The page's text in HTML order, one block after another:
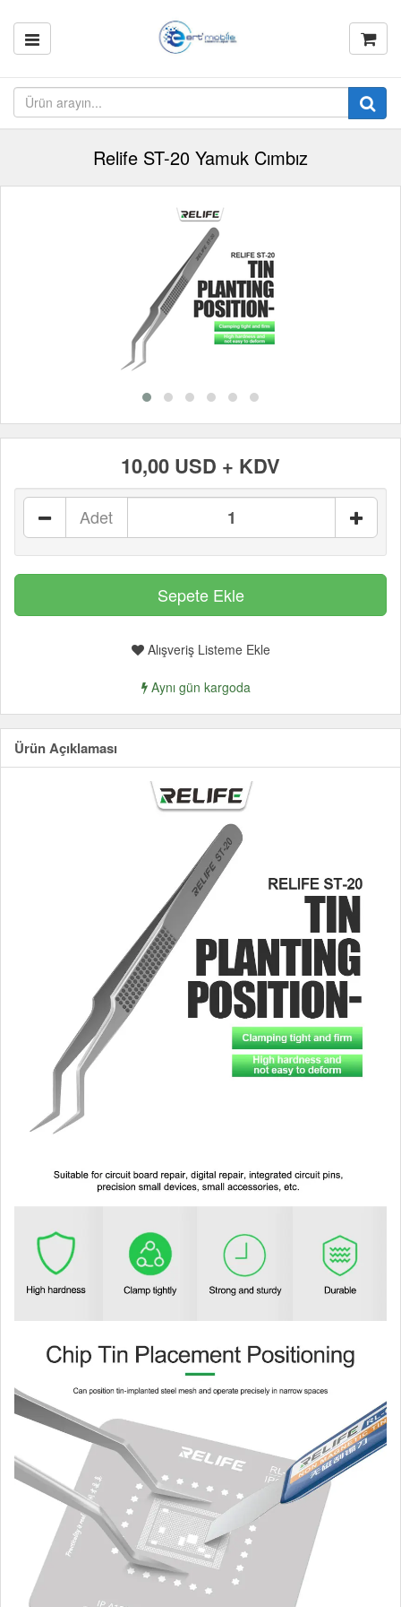
Relife ST-20 Yamuk Cımbız
10,00 USD + KDV
Adet
Alışveriş Listeme Ekle
Aynı gün kargoda
Ürün Açıklaması